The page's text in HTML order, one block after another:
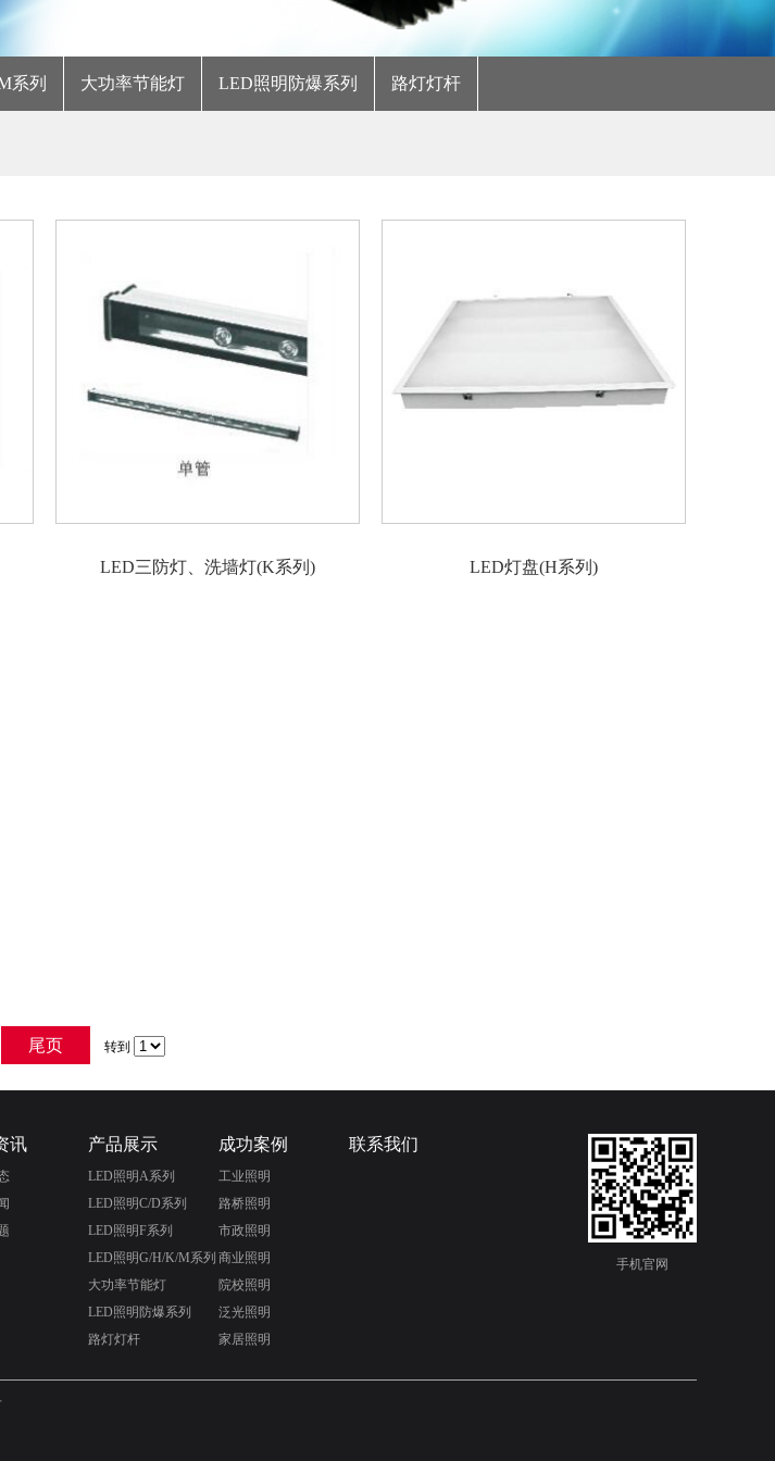
系列 大功率节能灯 LED照明防爆系列 路灯灯杆
LED三防灯、洗墙灯(K系列) LED灯盘(H系列)
尾页 转到
讯 产品展示
LED照明A系列
LED照明C/D系列
LED照明F系列
LED照明G/H/K/M系列
大功率节能灯
LED照明防爆系列
路灯灯杆
成功案例
工业照明
路桥照明
市政照明
商业照明
院校照明
泛光照明
家居照明
联系我们
手机官网